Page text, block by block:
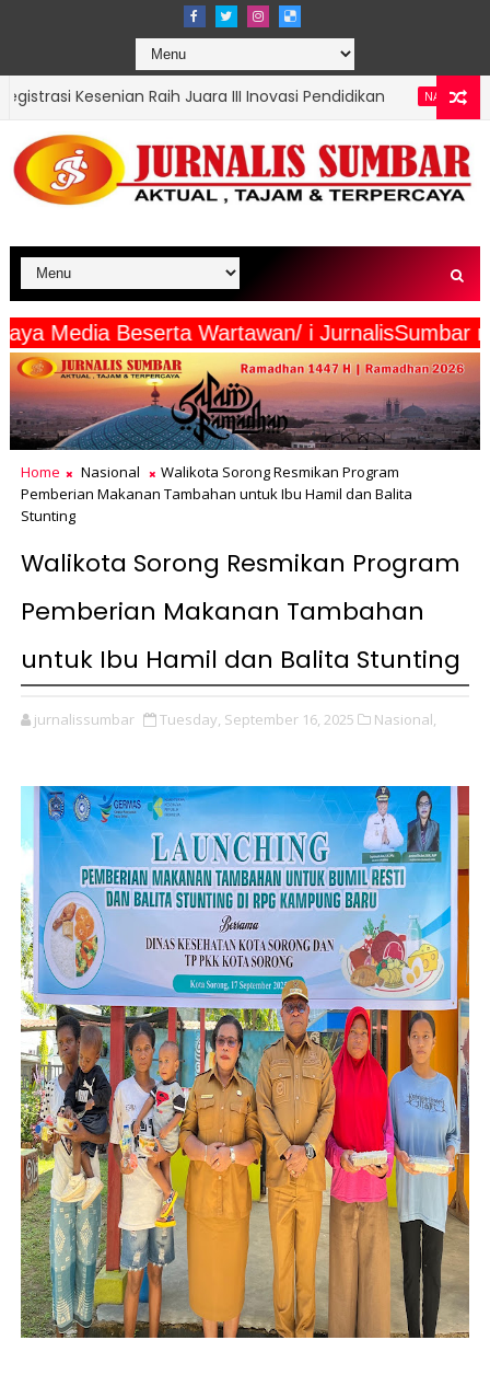
Juara III Inovasi Pendidikan NASIONAL TMMD Ke-129
intermaya Media Beserta Wartawan/ i
Home Nasional
Walikota Sorong Resmikan Program
Pemberian Makanan Tambahan untuk Ibu Hamil dan Balita
Stunting
Walikota Sorong Resmikan Program
Pemberian Makanan Tambahan
untuk Ibu Hamil dan Balita Stunting
jurnalissumbar Tuesday, September 16, 2025 Nasional,